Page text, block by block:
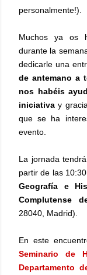
personalmente!).
Muchos ya os
durante la
dedicarle una
de antemano a
nos habéis
iniciativa y
que se ha
evento.
La jornada
partir de las
Geografía e
Complutense
28040, Madrid).
En este
Seminario de
Departamento